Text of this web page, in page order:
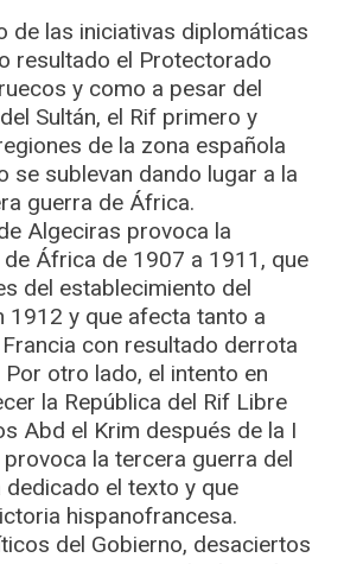
de las iniciativas diplomáticas
resultado el Protectorado
y como a pesar del
Sultán, el Rif primero y
de la zona española
se sublevan dando lugar a la
guerra de África.
Algeciras provoca la
África de 1907 a 1911, que
del establecimiento del
1912 y que afecta tanto a
con resultado derrota
otro lado, el intento en
la República del Rif Libre
Abd el Krim después de la I
provoca la tercera guerra del
dedicado el texto y que
hispanofrancesa.
del Gobierno, desaciertos